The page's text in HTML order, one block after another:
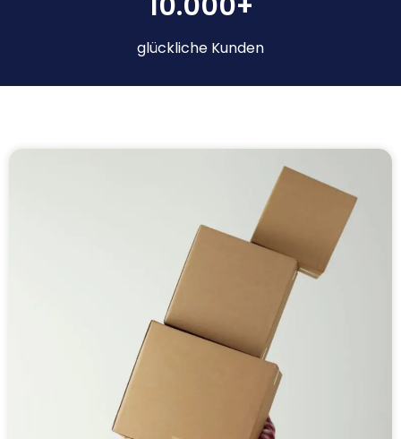
glückliche Kunden